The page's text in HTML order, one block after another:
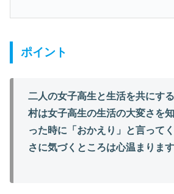
ポイント
二人の女子高生と生活を共にす
村は女子高生の生活の大変さを
った時に「おかえり」と言って
さに気づくところは心温まります